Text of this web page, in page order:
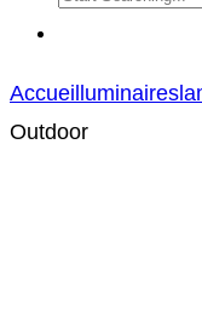
Accueil luminaires
Outdoor